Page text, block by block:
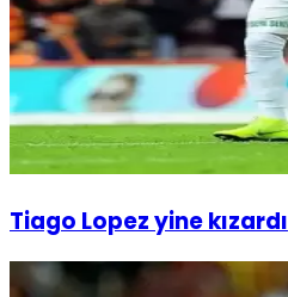
Tiago Lopez yine kızardı